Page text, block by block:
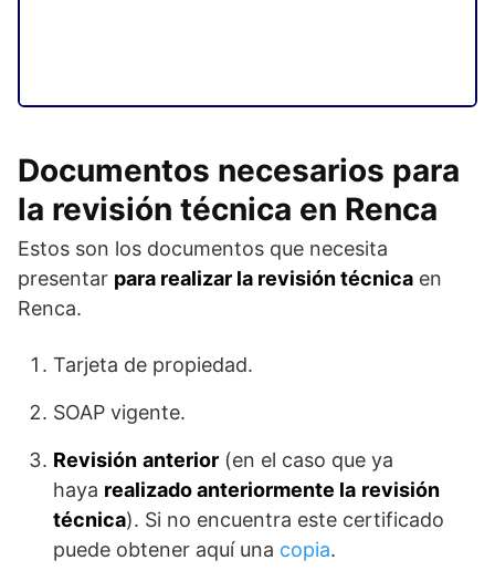
Documentos necesarios para
la revisión técnica en Renca
Estos son los documentos que necesita
presentar para realizar la revisión técnica en
Renca.
Tarjeta de propiedad.
SOAP vigente.
Revisión anterior (en el caso que ya
haya realizado anteriormente la revisión
técnica). Si no encuentra este certificado
puede obtener aquí una copia.